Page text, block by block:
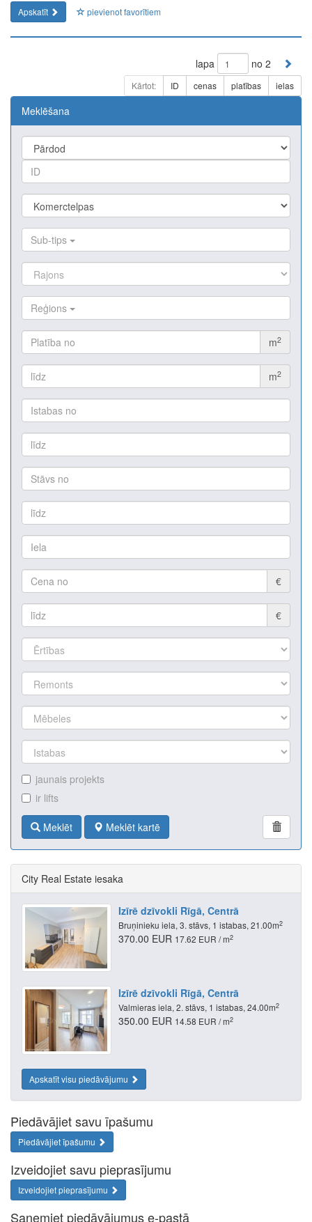
Apskatīt pievienot favorītiem
lapa no 2
Kārtot: ID cenas platības ielas
Meklēšana
Sub-tips
Reģions
m2
m2
€
€
jaunais projekts
ir lifts
Meklēt Meklēt kartē
City Real Estate iesaka
Izīrē dzīvokli Rīgā, Centrā
Bruņinieku iela, 3. stāvs, 1 istabas, 21.00m2
370.00 EUR 17.62 EUR / m2
Izīrē dzīvokli Rīgā, Centrā
Valmieras iela, 2. stāvs, 1 istabas, 24.00m2
350.00 EUR 14.58 EUR / m2
Apskatīt visu piedāvājumu
Piedāvājiet savu īpašumu
Piedāvājiet īpašumu
Izveidojiet savu pieprasījumu
Izveidojiet pieprasījumu
Saņemiet piedāvājumus e-pastā